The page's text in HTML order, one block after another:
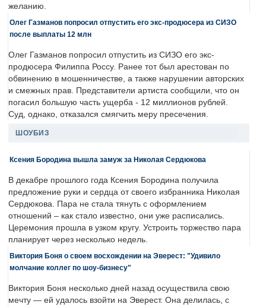
желанию.
Олег Газманов попросил отпустить его экс-продюсера из СИЗО
после выплаты 12 млн
Олег Газманов попросил отпустить из СИЗО его экс-
продюсера Филиппа Россу. Ранее тот был арестован по
обвинению в мошенничестве, а также нарушении авторских
и смежных прав. Представители артиста сообщили, что он
погасил большую часть ущерба - 12 миллионов рублей.
Суд, однако, отказался смягчить меру пресечения.
ШОУБИЗ
Ксения Бородина вышла замуж за Николая Сердюкова
В декабре прошлого года Ксения Бородина получила
предложение руки и сердца от своего избранника Николая
Сердюкова. Пара не стала тянуть с оформлением
отношений – как стало известно, они уже расписались.
Церемония прошла в узком кругу. Устроить торжество пара
планирует через несколько недель.
Виктория Боня о своем восхождении на Эверест: "Удивило
молчание коллег по шоу-бизнесу"
Виктория Боня несколько дней назад осуществила свою
мечту — ей удалось взойти на Эверест. Она делилась, с